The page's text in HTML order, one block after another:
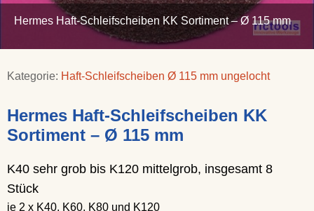
Hermes Haft-Schleifscheiben KK Sortiment – Ø 115 mm
Kategorie: Haft-Schleifscheiben Ø 115 mm ungelocht
Hermes Haft-Schleifscheiben KK
Sortiment – Ø 115 mm
K40 sehr grob bis K120 mittelgrob, insgesamt 8
Stück
je 2 x K40, K60, K80 und K120